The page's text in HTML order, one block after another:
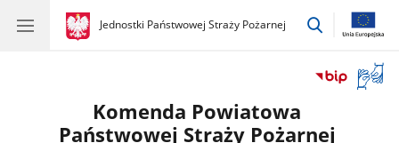
gov.pl
Jednostki Państwowej Straży Pożarnej
gov.pl
Jednostki
przejdź
okno
Komenda Powiatowa
Państwowej Straży Pożarnej